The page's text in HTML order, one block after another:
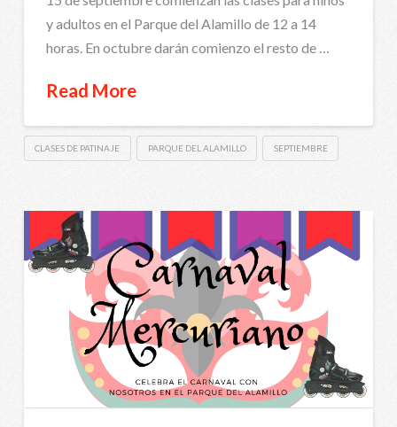
y adultos en el Parque del Alamillo de 12 a 14
horas. En octubre darán comienzo el resto de …
Read More
CLASES DE PATINAJE PARQUE DEL ALAMILLO SEPTIEMBRE